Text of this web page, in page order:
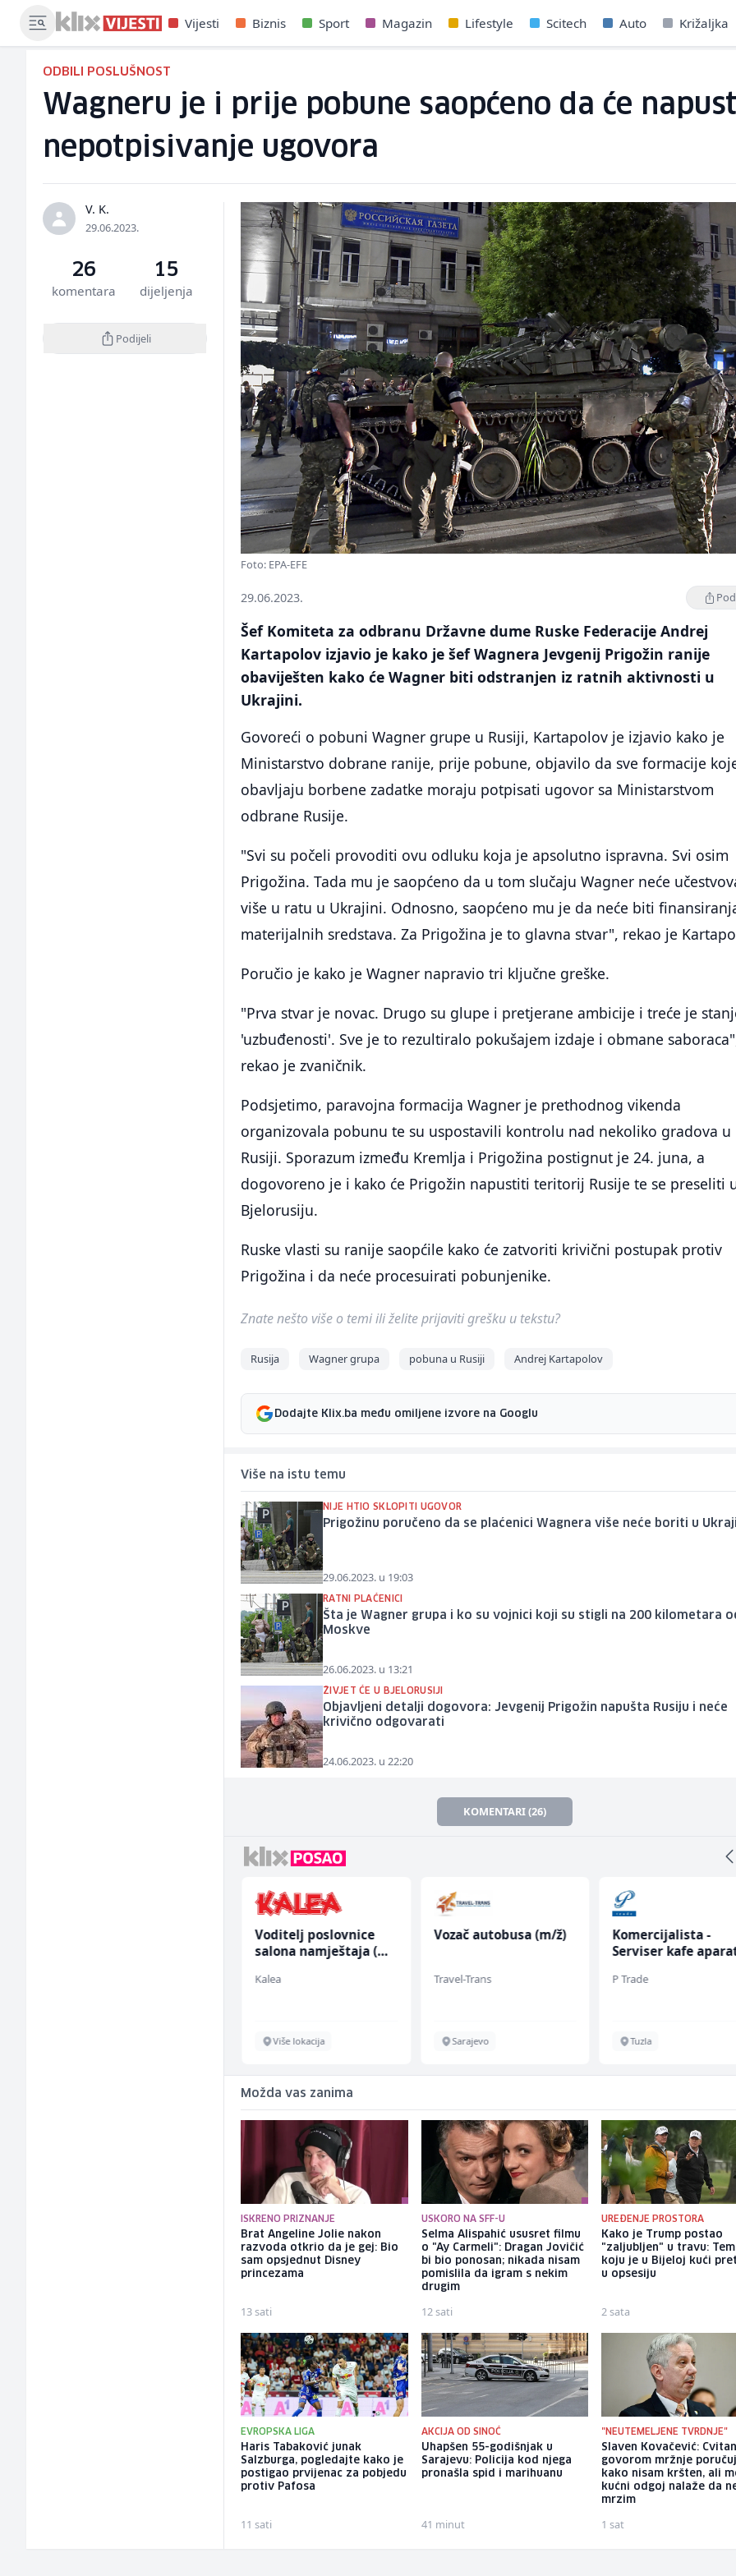
Vijesti Biznis Sport Magazin Lifestyle Scitech Auto Križaljka
ODBILI POSLUŠNOST
Wagneru je i prije pobune saopćeno da će
nepotpisivanje ugovora
V. K.
29.06.2023.
26
komentara
15
dijeljenja
Podijeli
Foto: EPA-EFE
29.06.2023.
Šef Komiteta za odbranu Državne dume Ruske Federacije Andrej
Kartapolov izjavio je kako je šef Wagnera Jevgenij Prigožin ranije
obaviješten kako će Wagner biti odstranjen iz ratnih aktivnosti u
Ukrajini.
Govoreći o pobuni Wagner grupe u Rusiji, Kartapolov je izjavio kako je
Ministarstvo dobrane ranije, prije pobune, objavilo da sve formacije
obavljaju borbene zadatke moraju potpisati ugovor sa Ministarstvom
odbrane Rusije.
"Svi su počeli provoditi ovu odluku koja je apsolutno ispravna. Svi osim
Prigožina. Tada mu je saopćeno da u tom slučaju Wagner neće
više u ratu u Ukrajini. Odnosno, saopćeno mu je da neće biti
materijalnih sredstava. Za Prigožina je to glavna stvar", rekao je
Poručio je kako je Wagner napravio tri ključne greške.
"Prva stvar je novac. Drugo su glupe i pretjerane ambicije i treće je
'uzbuđenosti'. Sve je to rezultiralo pokušajem izdaje i obmane
rekao je zvaničnik.
Podsjetimo, paravojna formacija Wagner je prethodnog vikenda
organizovala pobunu te su uspostavili kontrolu nad nekoliko gradova u
Rusiji. Sporazum između Kremlja i Prigožina postignut je 24. juna, a
dogovoreno je i kako će Prigožin napustiti teritorij Rusije te se preseliti
Bjelorusiju.
Ruske vlasti su ranije saopćile kako će zatvoriti krivični postupak protiv
Prigožina i da neće procesuirati pobunjenike.
Znate nešto više o temi ili želite prijaviti grešku u tekstu?
Rusija Wagner grupa pobuna u Rusiji Andrej Kartapolov
Dodajte Klix.ba među omiljene izvore na Googlu
Više na istu temu
NIJE HTIO SKLOPITI UGOVOR
Prigožinu poručeno da se plaćenici Wagnera više neće boriti u
29.06.2023. u 19:03
RATNI PLAĆENICI
Šta je Wagner grupa i ko su vojnici koji su stigli na 200 kilometara
Moskve
26.06.2023. u 13:21
ŽIVJET ĆE U BJELORUSIJI
Objavljeni detalji dogovora: Jevgenij Prigožin napušta Rusiju i neće
krivično odgovarati
24.06.2023. u 22:20
KOMENTARI (26)
Voditelj poslovnice
salona namještaja (m/
Kalea
Više lokacija
Vozač autobusa (m/ž)
Travel-Trans
Sarajevo
Komercijalista -
Serviser kafe
P Trade
Tuzla
Možda vas zanima
ISKRENO PRIZNANJE
Brat Angeline Jolie nakon
razvoda otkrio da je gej: Bio
sam opsjednut Disney
princezama
13 sati
USKORO NA SFF-U
Selma Alispahić ususret filmu
o "Ay Carmeli": Dragan Jovičić
bi bio ponosan; nikada nisam
pomislila da igram s nekim
drugim
12 sati
UREĐENJE PROSTORA
Kako je Trump postao
"zaljubljen" u travu:
koju je u Bijeloj kući
u opsesiju
2 sata
EVROPSKA LIGA
Haris Tabaković junak
Salzburga, pogledajte kako je
postigao prvijenac za pobjedu
protiv Pafosa
11 sati
AKCIJA OD SINOĆ
Uhapšen 55-godišnjak u
Sarajevu: Policija kod njega
pronašla spid i marihuanu
41 minut
"NEUTEMELJENE TVRDNJE"
Slaven Kovačević:
govorom mržnje
kako nisam kršten, ali
kućni odgoj nalaže da
mrzim
1 sat